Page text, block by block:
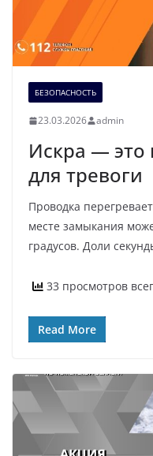
БЕЗОПАСНОСТЬ
23.03.2026 admin
Искра — это
для тревоги
Проводка
месте замыкания
градусов. Доли
33 просмотров
Read More